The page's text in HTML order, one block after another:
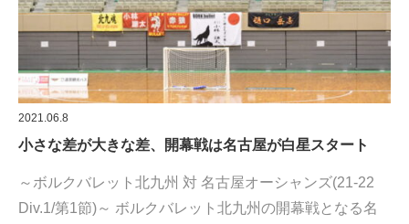
2021.06.8
小さな差が大きな差、開幕戦は名古屋が白星スタート
～ボルクバレット北九州 対 名古屋オーシャンズ(21-22
Div.1/第1節)～ ボルクバレット北九州の開幕戦となる名